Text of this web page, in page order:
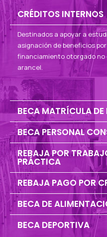
CRÉDITOS INTERNOS
Destinados a apoyar a
asignación de beneficios
financiamiento otorgado
arancel.
BECA MATRÍCULA DE
BECA PERSONAL
REBAJA POR
PRÁCTICA
REBAJA PAGO POR
BECA DE
BECA DEPORTIVA